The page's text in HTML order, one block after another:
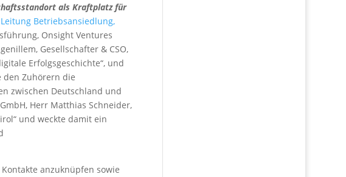
als Kraftplatz für
Betriebsansiedlung,
Onsight Ventures
Gesellschafter & CSO,
Erfolgsgeschichte“, und
den Zuhörern die
zwischen Deutschland und
Herr Matthias Schneider,
und weckte damit ein
anzuknüpfen sowie